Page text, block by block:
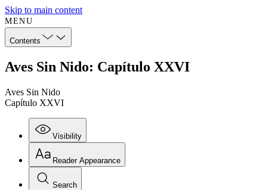
Skip to main content
MENU
Contents
Aves Sin Nido: Capítulo XXVI
Aves Sin Nido
Capítulo XXVI
Visibility
Reader Appearance
Search